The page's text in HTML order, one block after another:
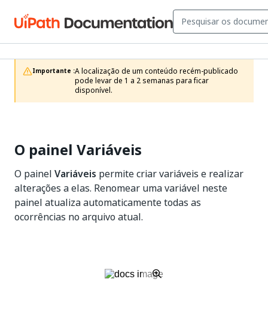
Importante :A localização de um conteúdo recém-publicado
pode levar de 1 a 2 semanas para ficar
disponível.
O painel Variáveis
O painel Variáveis permite criar variáveis e realizar
alterações a elas. Renomear uma variável neste
painel atualiza automaticamente todas as
ocorrências no arquivo atual.